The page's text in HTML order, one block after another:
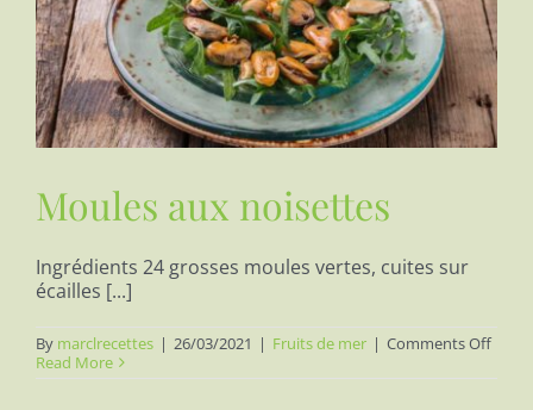
Moules aux noisettes
Ingrédients 24 grosses moules vertes, cuites sur
écailles [...]
By marclrecettes | 26/03/2021 | Fruits de mer | Comments Offon
aux
Read More